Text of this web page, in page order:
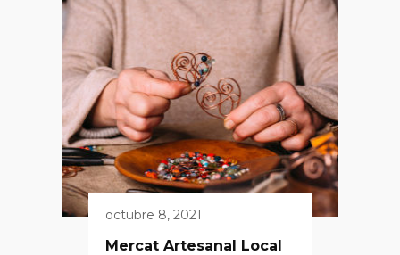
octubre 8, 2021
Mercat Artesanal Local